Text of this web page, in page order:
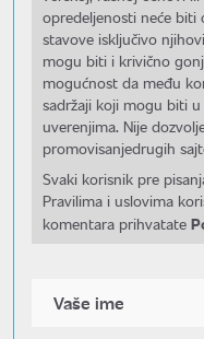
opredeljenosti neće biti
stavove isključivo
mogu biti i krivično
mogućnost da među
sadržaji koji mogu biti
uverenjima. Nije
promovisanjedrugih
Svaki korisnik pre
Pravilima i uslovima
komentara prihvatate